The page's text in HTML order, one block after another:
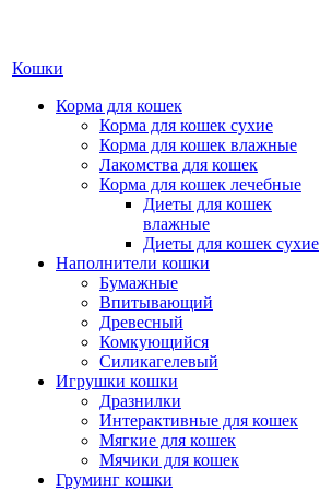
Кошки
Корма для кошек
Корма для кошек сухие
Корма для кошек влажные
Лакомства для кошек
Корма для кошек лечебные
Диеты для кошек
влажные
Диеты для кошек сухие
Наполнители кошки
Бумажные
Впитывающий
Древесный
Комкующийся
Силикагелевый
Игрушки кошки
Дразнилки
Интерактивные для кошек
Мягкие для кошек
Мячики для кошек
Груминг кошки